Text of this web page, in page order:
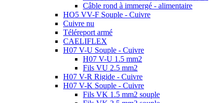
Câble rond à immergé - alimentaire
HO5 VV-F Souple - Cuivre
Cuivre nu
Téléreport armé
CAELIFLEX
H07 V-U Souple - Cuivre
H07 V-U 1.5 mm2
Fils VU 2.5 mm2
H07 V-R Rigide - Cuivre
H07 V-K Souple - Cuivre
Fils VK 1.5 mm2 souple